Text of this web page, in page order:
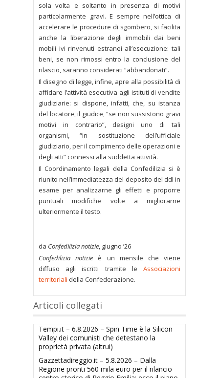
sola volta e soltanto in presenza di motivi
particolarmente gravi. E sempre nell’ottica di
accelerare le procedure di sgombero, si facilita
anche la liberazione degli immobili dai beni
mobili ivi rinvenuti estranei all’esecuzione: tali
beni, se non rimossi entro la conclusione del
rilascio, saranno considerati “abbandonati”.
Il disegno di legge, infine, apre alla possibilità di
affidare l’attività esecutiva agli istituti di vendite
giudiziarie: si dispone, infatti, che, su istanza
del locatore, il giudice, “se non sussistono gravi
motivi in contrario”, designi uno di tali
organismi, “in sostituzione dell’ufficiale
giudiziario, per il compimento delle operazioni e
degli atti” connessi alla suddetta attività.
Il Coordinamento legali della Confedilizia si è
riunito nell’immediatezza del deposito del ddl in
esame per analizzarne gli effetti e proporre
puntuali modifiche volte a migliorarne
ulteriormente il testo.
da Confedilizia notizie, giugno ’26
Confedilizia notizie è un mensile che viene
diffuso agli iscritti tramite le Associazioni
territoriali della Confederazione.
Articoli collegati
Tempi.it – 6.8.2026 – Spin Time è la Silicon
Valley dei comunisti che detestano la
proprietà privata (altrui)
Gazzettadireggio.it – 5.8.2026 – Dalla
Regione pronti 560 mila euro per il rilancio